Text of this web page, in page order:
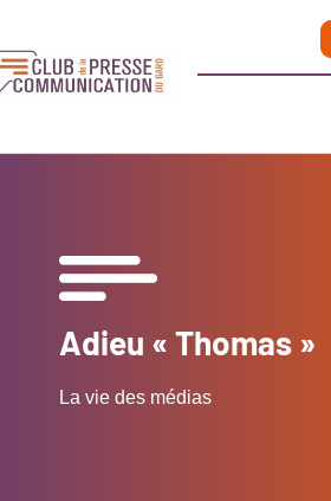
Adieu « Thomas »
La vie des médias